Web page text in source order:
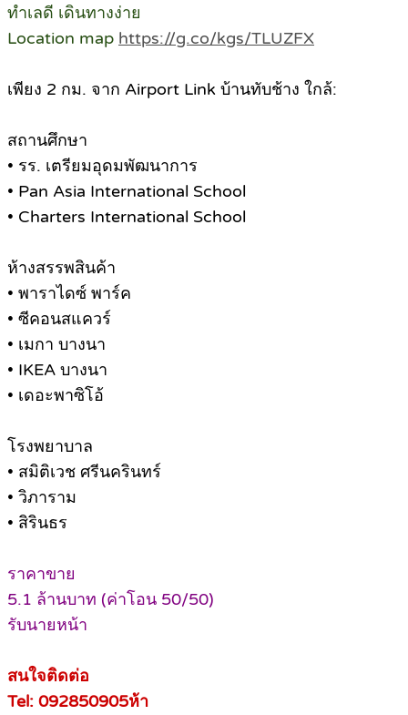
ทำเลดี เดินทางง่าย
Location map https://g.co/kgs/TLUZFX
เพียง 2 กม. จาก Airport Link บ้านทับช้าง ใกล้:
สถานศึกษา
• รร. เตรียมอุดมพัฒนาการ
• Pan Asia International School
• Charters International School
ห้างสรรพสินค้า
• พาราไดซ์ พาร์ค
• ซีคอนสแควร์
• เมกา บางนา
• IKEA บางนา
• เดอะพาซิโอ้
โรงพยาบาล
• สมิติเวช ศรีนครินทร์
• วิภาราม
• สิรินธร
ราคาขาย
5.1 ล้านบาท (ค่าโอน 50/50)
รับนายหน้า
สนใจติดต่อ
Tel: 092850905ห้า